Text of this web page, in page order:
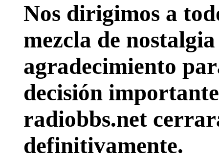
Nos dirigimos a
mezcla de
agradecimiento
decisión
radiobbs.net
definitivamente.